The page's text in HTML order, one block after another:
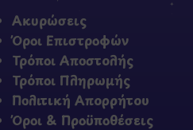
Ακυρώσεις
Όροι Επιστροφών
Τρόποι Αποστολής
Τρόποι Πληρωμής
Πολιτική Απορρήτου
Όροι & Προϋποθέσεις